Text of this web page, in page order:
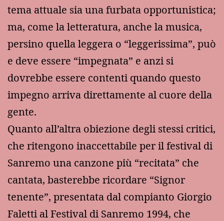
tema attuale sia una furbata opportunistica;
ma, come la letteratura, anche la musica,
persino quella leggera o “leggerissima”, può
e deve essere “impegnata” e anzi si
dovrebbe essere contenti quando questo
impegno arriva direttamente al cuore della
gente.
Quanto all’altra obiezione degli stessi critici,
che ritengono inaccettabile per il festival di
Sanremo una canzone più “recitata” che
cantata, basterebbe ricordare “Signor
tenente”, presentata dal compianto Giorgio
Faletti al Festival di Sanremo 1994, che